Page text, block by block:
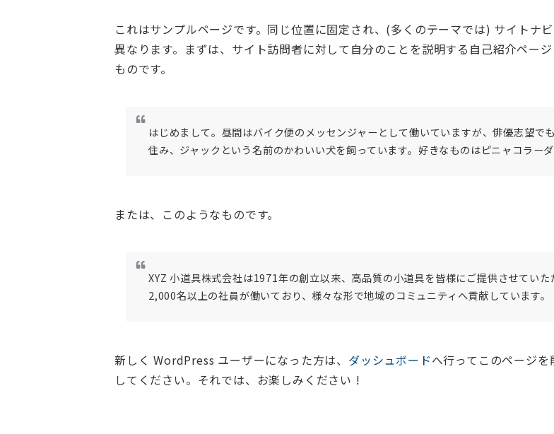
これはサンプルページです。同じ位置に固定され、(多くのテーマでは) サイトナ
異なります。まずは、サイト訪問者に対して自分のことを説明する自己紹介ペー
ものです。
はじめまして。昼間はバイク便のメッセンジャーとして働いていますが、俳優志望で
住み、ジャックという名前のかわいい犬を飼っています。好きなものはピニャコラー
または、このようなものです。
XYZ 小道具株式会社は1971年の創立以来、高品質の小道具を皆様にご提供させてい
2,000名以上の社員が働いており、様々な形で地域のコミュニティへ貢献しています。
新しく WordPress ユーザーになった方は、 ダッシュボードへ行ってこのページ
してください。それでは、お楽しみください !